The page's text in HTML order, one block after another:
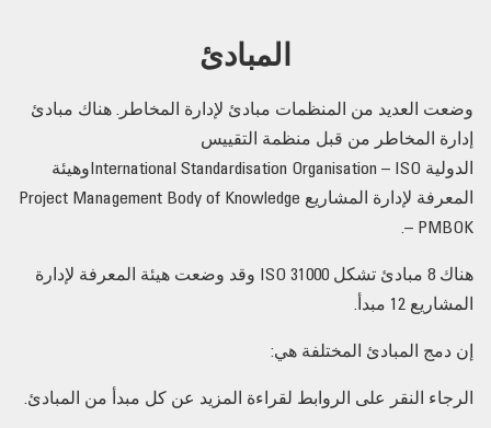
المبادئ
وضعت العديد من المنظمات مبادئ لإدارة المخاطر. هناك مبادئ
إدارة المخاطر من قبل منظمة التقييس
الدولية International Standardisation Organisation – ISOوهيئة
المعرفة لإدارة المشاريع Project Management Body of Knowledge
– PMBOK.
هناك 8 مبادئ تشكل ISO 31000 وقد وضعت هيئة المعرفة لإدارة
المشاريع 12 مبدأ.
إن دمج المبادئ المختلفة هي:
الرجاء النقر على الروابط لقراءة المزيد عن كل مبدأ من المبادئ.